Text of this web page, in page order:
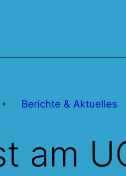
Menü
Berichte & Aktuelles
am